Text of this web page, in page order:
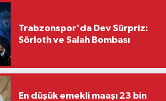
Trabzonspor'da Dev Sürpriz:
Sörloth ve Salah Bombası
En düşük emekli maaşı 23 bin